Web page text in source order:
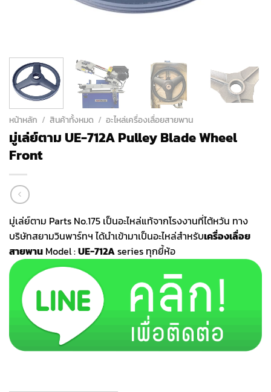
หน้าหลัก / สินค้าทั้งหมด / อะไหล่เครื่องเลื่อยสายพาน
มู่เล่ย์ตาม UE-712A Pulley Blade Wheel
Front
มู่เล่ย์ตาม Parts No.175 เป็นอะไหล่แท้จากโรงงานที่ไต้หวัน ทาง
บริษัทสยามวินพาร์ทฯ ได้นำเข้ามาเป็นอะไหล่สำหรับเครื่องเลื่อย
สายพาน Model :UE-712Aseries ทุกยี้ห้อ